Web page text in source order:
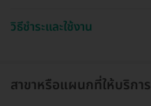
วิธีชำระและใช้งาน
สาขาหรือแผนกที่ให้บริการ